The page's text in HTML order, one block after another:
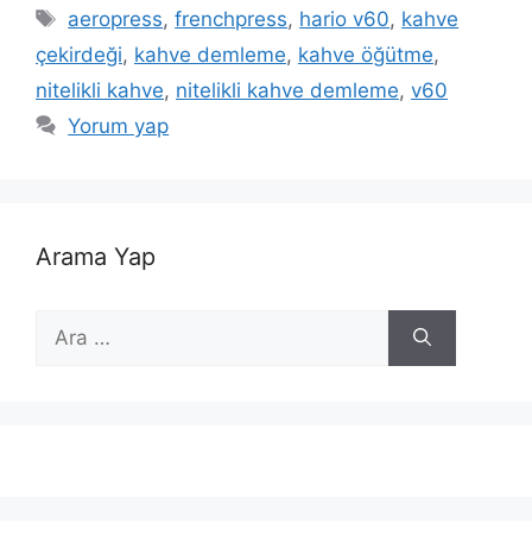
Etiketler
aeropress,frenchpress, hario v60, kahve
çekirdeği, kahve demleme, kahve öğütme,
nitelikli kahve, nitelikli kahve demleme, v60
Yorum yap
Arama Yap
ara